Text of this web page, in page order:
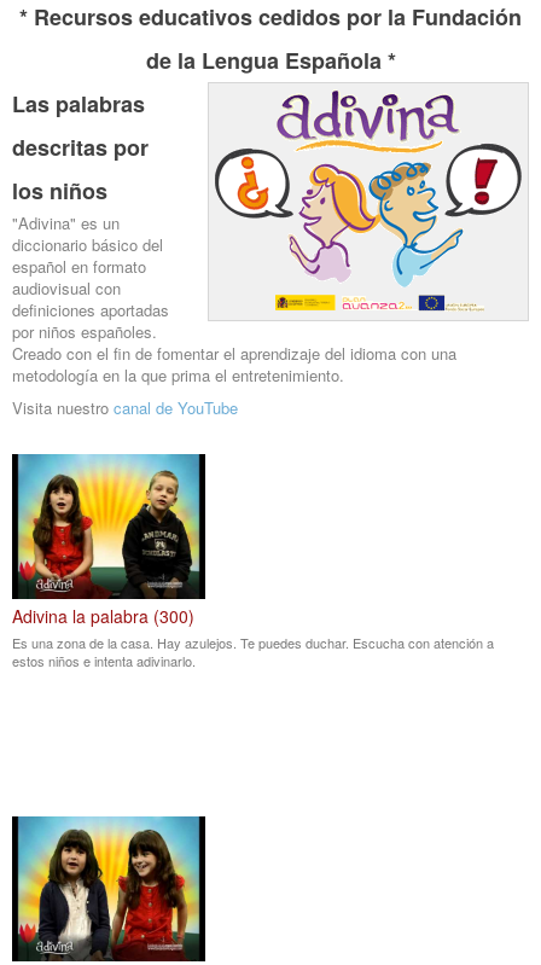
* Recursos educativos cedidos por la Fundación
de la Lengua Española *
Las palabras
descritas por
los niños
"Adivina" es un
diccionario básico del
español en formato
audiovisual con
definiciones aportadas
por niños españoles.
Creado con el fin de fomentar el aprendizaje del idioma con una
metodología en la que prima el entretenimiento.
Visita nuestro canal de YouTube
Adivina la palabra (300)
Es una zona de la casa. Hay azulejos. Te puedes duchar. Escucha con atención a
estos niños e intenta adivinarlo.